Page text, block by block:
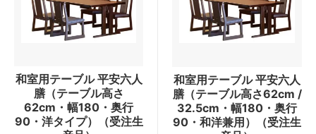
和室用テーブル 平安六人
膳（テーブル高さ
62cm・幅180・奥行
90・洋タイプ）（受注生
和室用テーブル 平安六人
膳（テーブル高さ62cm /
32.5cm・幅180・奥行
90・和洋兼用）（受注生